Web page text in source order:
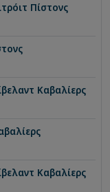
Πίστονς
Καβαλίερς
Καβαλίερς